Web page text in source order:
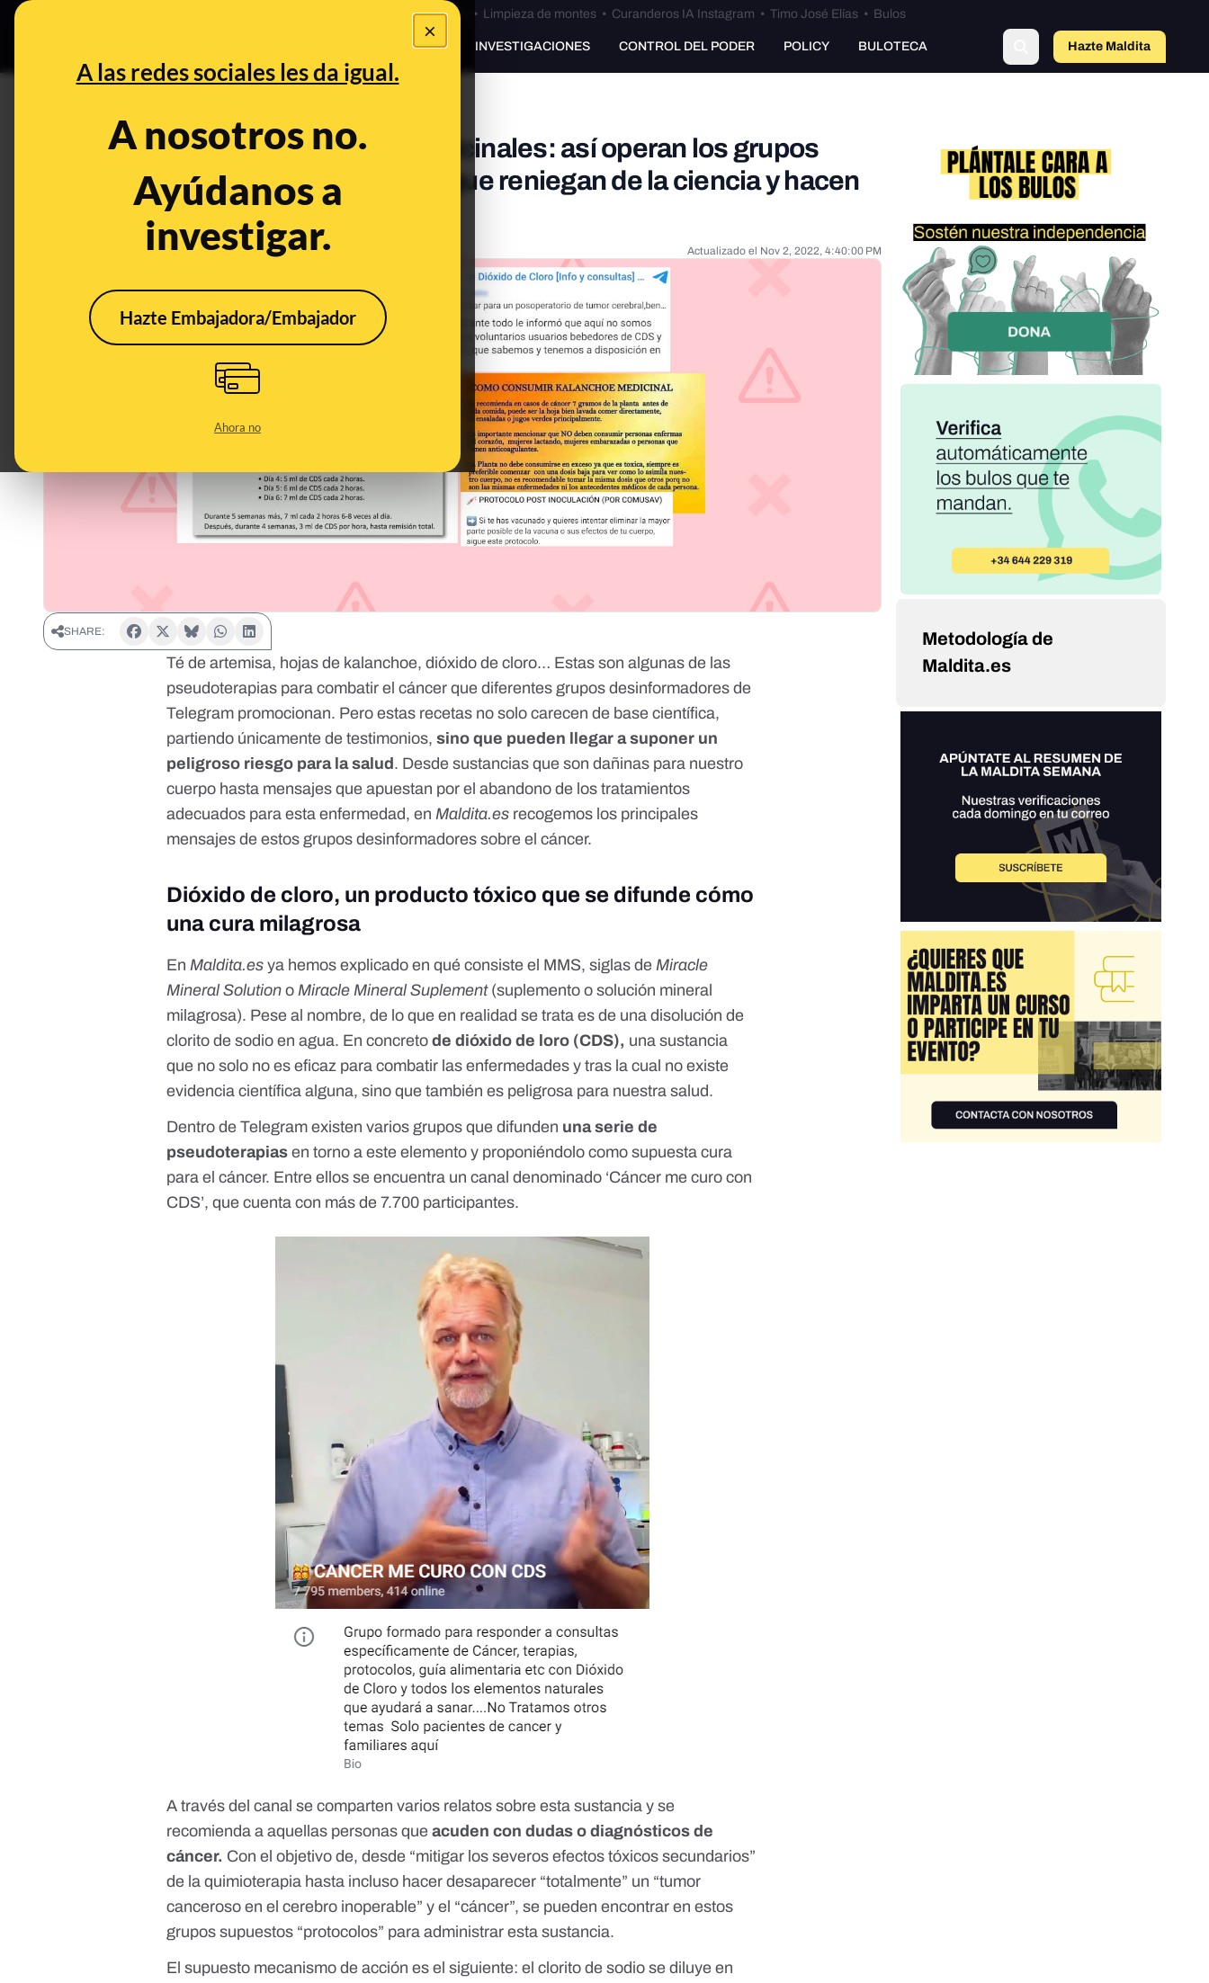
×
A las redes sociales les da igual.
A nosotros no.
Ayúdanos a
investigar.
Hazte Embajadora/Embajador
Ahora no
Bulos Ceuta • Limpieza de montes• Curanderos IA Instagram • Timo José Elías• Bulos
PREBUNKING INVESTIGACIONES CONTROL DEL PODER POLICY BULOTECA Hazte Maldito
Del dióxido de cloro a plantas medicinales: así operan los grupos
desinformadores sobre el cáncer que reniegan de la ciencia y hacen
peligrar tu salud
Oct 27, 2022, 2:51:50 PM Actualizado el Nov 2, 2022, 4:40:00 PM
SHARE:
Té de artemisa, hojas de kalanchoe, dióxido de cloro… Estas son algunas de las
pseudoterapias para combatir el cáncer que diferentes grupos desinformadores de
Telegram promocionan. Pero estas recetas no solo carecen de base científica,
partiendo únicamente de testimonios,sino que pueden llegar a suponer un
peligroso riesgo para la salud . Desde sustancias que son dañinas para nuestro
cuerpo hasta mensajes que apuestan por el abandono de los tratamientos
adecuados para esta enfermedad, enMaldita.es recogemos los principales
mensajes de estos grupos desinformadores sobre el cáncer.
Dióxido de cloro, un producto tóxico que se difunde cómo
una cura milagrosa
EnMaldita.es ya hemos explicado en qué consiste el MMS, siglas de Miracle
Mineral Solution oMiracle Mineral Suplement(suplemento o solución mineral
milagrosa). Pese al nombre, de lo que en realidad se trata es de una disolución de
clorito de sodio en agua. En concretode dióxido de loro (CDS), una sustancia
que no solo no es eficaz para combatir las enfermedades y tras la cual no existe
evidencia científica alguna, sino que tambiénes peligrosa para nuestra salud.
Dentro de Telegram existen varios grupos que difunden una serie de
pseudoterapias en torno a este elemento y proponiéndolo como supuesta cura
para el cáncer. Entre ellos se encuentra un canal denominado ‘Cáncer me curo con
CDS’, que cuenta con más de 7.700 participantes.
A través del canal se comparten varios relatos sobre esta sustancia y se
recomienda a aquellas personas queacuden con dudas o diagnósticos de
cáncer. Con el objetivo de, desde “mitigar los severos efectos tóxicos secundarios”
de la quimioterapia hasta incluso hacer desaparecer “totalmente” un “tumor
canceroso en el cerebro inoperable” y el “cáncer”, se pueden encontrar en estos
grupos supuestos “protocolos” para administrar esta sustancia.
El supuesto mecanismo de acción es el siguiente: el clorito de sodio se diluye en
Metodología de
Maldita.es